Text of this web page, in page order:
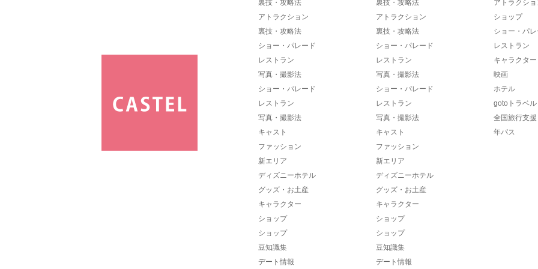
裏技・攻略法
アトラクション
裏技・攻略法
ショー・パレード
レストラン
写真・撮影法
ショー・パレード
レストラン
写真・撮影法
キャスト
ファッション
新エリア
ディズニーホテル
グッズ・お土産
キャラクター
ショップ
ショップ
豆知識集
デート情報
裏技・攻略法
アトラクション
裏技・攻略法
ショー・パレード
レストラン
写真・撮影法
ショー・パレード
レストラン
写真・撮影法
キャスト
ファッション
新エリア
ディズニーホテル
グッズ・お土産
キャラクター
ショップ
ショップ
豆知識集
デート情報
アトラクシ
ショップ
ショー・パ
レストラン
キャラクター
映画
ホテル
gotoトラベル
全国旅行支援
年パス